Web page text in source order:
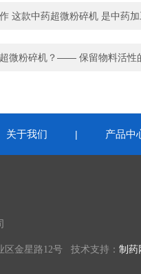
这款中药超微粉碎机 是中药
微粉碎机？—— 保留物料活性
关于我们 | 产品中
区金星路12号 技术支持： 制药